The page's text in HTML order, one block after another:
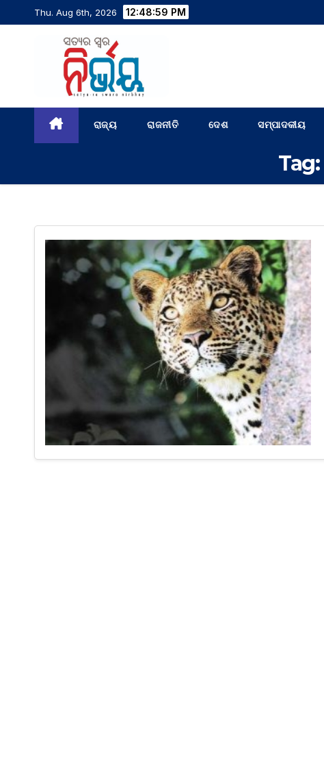
Thu. Aug 6th, 2026 12:49:00 PM
ରାଜ୍ୟ ରାଜନୀତି ଦେଶ ସମ୍ପାଦକୀୟ
Tag: